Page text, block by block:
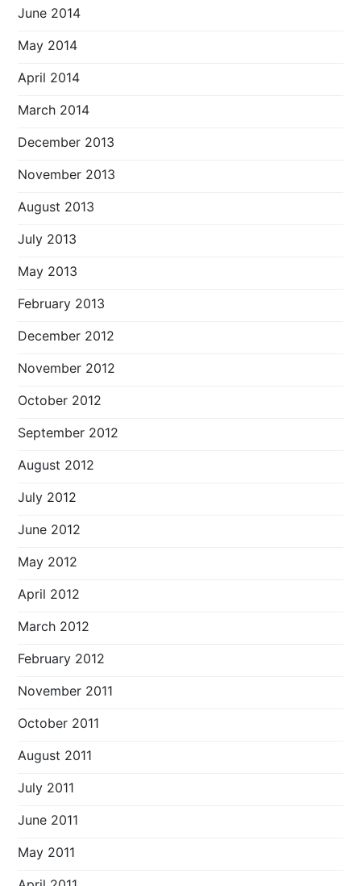
June 2014
May 2014
April 2014
March 2014
December 2013
November 2013
August 2013
July 2013
May 2013
February 2013
December 2012
November 2012
October 2012
September 2012
August 2012
July 2012
June 2012
May 2012
April 2012
March 2012
February 2012
November 2011
October 2011
August 2011
July 2011
June 2011
May 2011